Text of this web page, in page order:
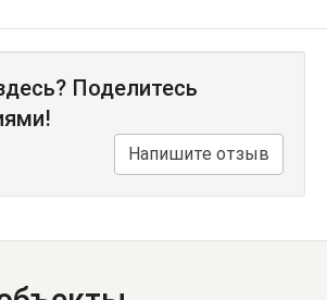
Поделитесь
Напишите отзыв